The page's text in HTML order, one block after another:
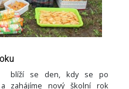
blíží se den, kdy se po
zahájíme nový školní rok